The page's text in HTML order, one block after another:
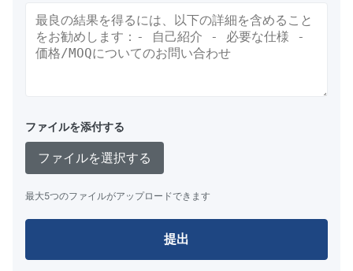
ファイルを添付する
ファイルを選択する
最大5つのファイルがアップロードできます
提出